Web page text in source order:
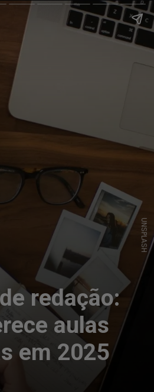
redação:
aulas
em 2025
UNSPLASH